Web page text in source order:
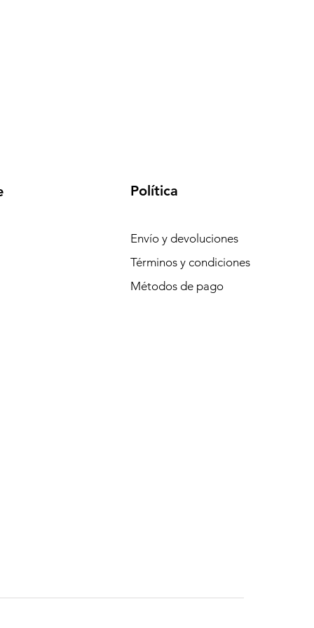
Política
Envío y devoluciones
Términos y condiciones
Métodos de pago